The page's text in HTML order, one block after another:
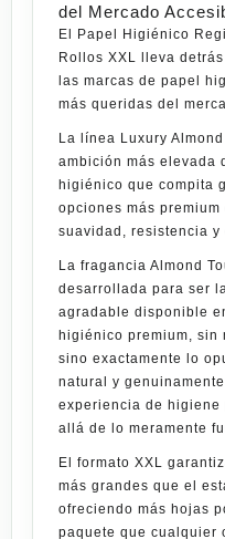
del Mercado
El Papel Higiénico
Rollos XXL
lleva
las marcas de papel
más queridas del
La línea Luxury
ambición más elevada
higiénico que compita
opciones más
suavidad, resistencia y
La fragancia Almond
desarrollada para ser
agradable disponible
higiénico premium,
sino exactamente lo
natural y
experiencia de higiene
allá de lo meramente
El formato XXL
más grandes que el
ofreciendo más hojas
paquete que cualquier